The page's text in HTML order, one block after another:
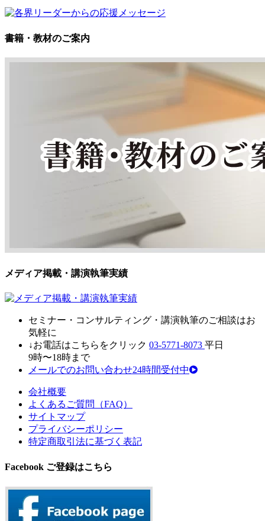
書籍・教材のご案内
メディア掲載・講演執筆実績
セミナー・ コンサルティング・ 講演執筆のご相談はお
気軽に
↓お電話はこちらをクリック 03-5771-8073 平日
9時〜18時まで
メールでのお問い合わせ24時間受付中
会社概要
よくあるご質問（FAQ）
サイトマップ
プライバシーポリシー
特定商取引法に基づく表記
Facebook ご登録はこちら